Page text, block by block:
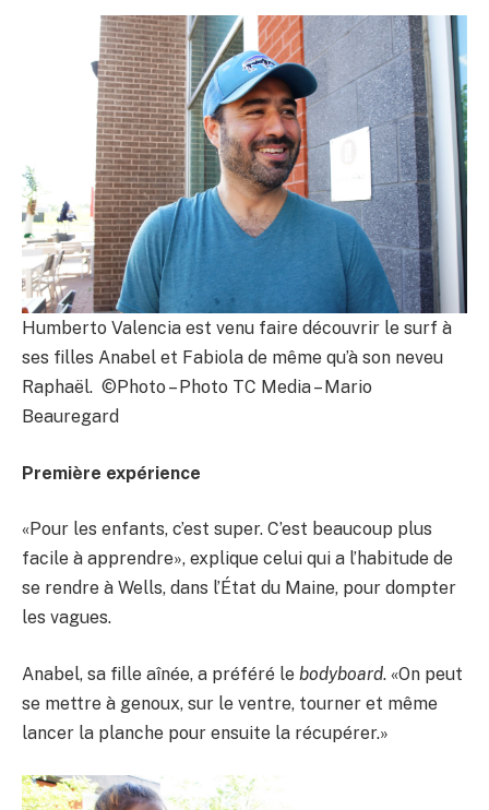
Humberto Valencia est venu faire découvrir le surf à
ses filles Anabel et Fabiola de même qu’à son neveu
Raphaël. ©Photo – Photo TC Media – Mario
Beauregard
Première expérience
«Pour les enfants, c’est super. C’est beaucoup plus
facile à apprendre», explique celui qui a l’habitude de
se rendre à Wells, dans l’État du Maine, pour dompter
les vagues.
Anabel, sa fille aînée, a préféré le bodyboard. «On peut
se mettre à genoux, sur le ventre, tourner et même
lancer la planche pour ensuite la récupérer.»